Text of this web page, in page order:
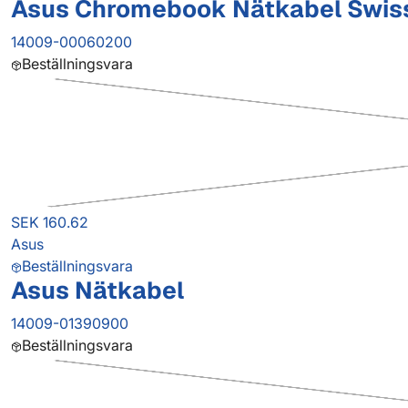
Asus Chromebook Nätkabel
14009-00060200
Beställningsvara
SEK 160.62
Asus
Beställningsvara
Asus Nätkabel
14009-01390900
Beställningsvara